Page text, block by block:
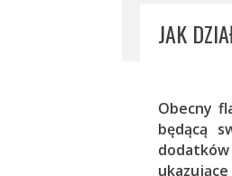
JAK
Obecny
będącą